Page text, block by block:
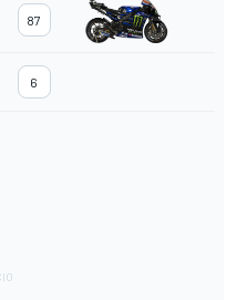
87
6